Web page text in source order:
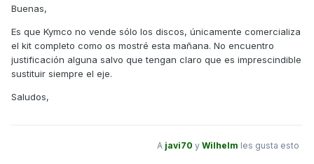
Buenas,
Es que Kymco no vende sólo los discos, únicamente comercializa
el kit completo como os mostré esta mañana. No encuentro
justificación alguna salvo que tengan claro que es imprescindible
sustituir siempre el eje.
Saludos,
A javi70 y Wilhelm les gusta esto